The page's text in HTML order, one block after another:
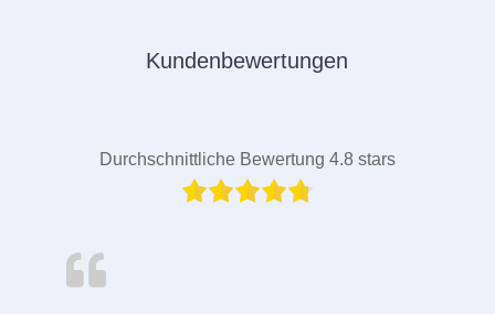
Kundenbewertungen
Durchschnittliche Bewertung 4.8 stars